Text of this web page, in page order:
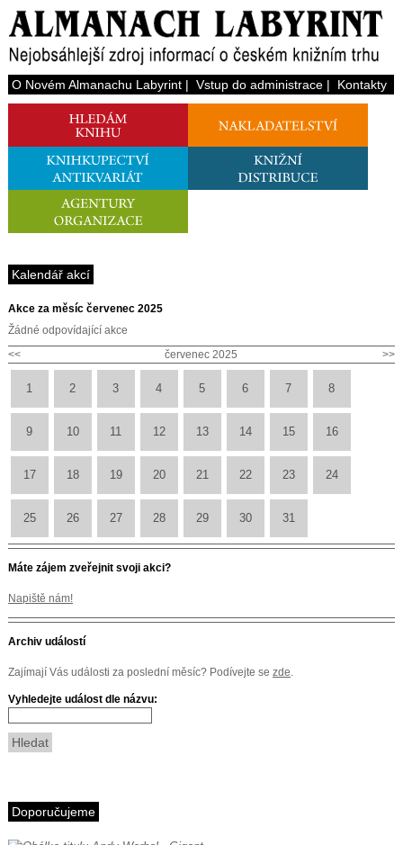
O Novém Almanachu Labyrint| Vstup do administrace| Kontakty
Kalendář akcí
Akce za měsíc červenec 2025
Žádné odpovídající akce
<<
>>
červenec 2025
1 2 3 4 5 6 7 8
9 10 11 12 13 14 15 16
17 18 19 20 21 22 23 24
25 26 27 28 29 30 31
Máte zájem zveřejnit svoji akci?
Napiště nám!
Archiv událostí
Zajímají Vás události za poslední měsíc? Podívejte se zde.
Vyhledejte událost dle názvu:
Doporučujeme